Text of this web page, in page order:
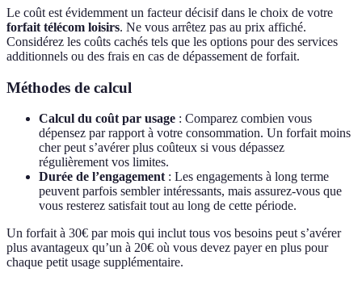
Le coût est évidemment un facteur décisif dans le choix de votre
forfait télécom loisirs. Ne vous arrêtez pas au prix affiché.
Considérez les coûts cachés tels que les options pour des services
additionnels ou des frais en cas de dépassement de forfait.
Méthodes de calcul
Calcul du coût par usage : Comparez combien vous
dépensez par rapport à votre consommation. Un forfait moins
cher peut s’avérer plus coûteux si vous dépassez
régulièrement vos limites.
Durée de l’engagement : Les engagements à long terme
peuvent parfois sembler intéressants, mais assurez-vous que
vous resterez satisfait tout au long de cette période.
Un forfait à 30€ par mois qui inclut tous vos besoins peut s’avérer
plus avantageux qu’un à 20€ où vous devez payer en plus pour
chaque petit usage supplémentaire.